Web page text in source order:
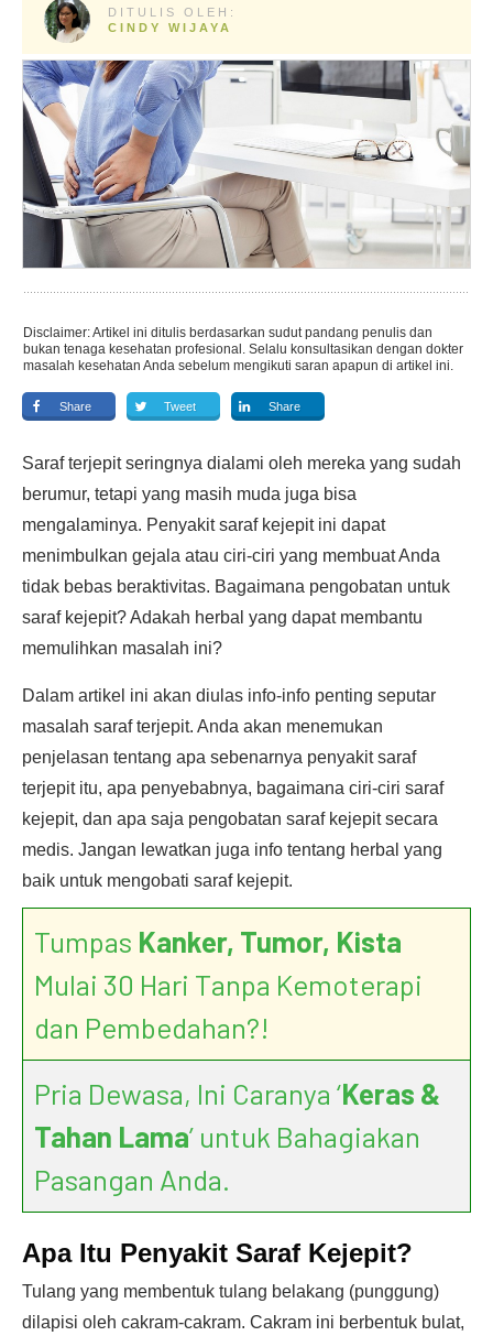
DITULIS OLEH:
CINDY WIJAYA
Disclaimer: Artikel ini ditulis berdasarkan sudut pandang penulis dan
bukan tenaga kesehatan profesional. Selalu konsultasikan dengan dokter
masalah kesehatan Anda sebelum mengikuti saran apapun di artikel ini.
Share Tweet Share
Saraf terjepit seringnya dialami oleh mereka yang sudah
berumur, tetapi yang masih muda juga bisa
mengalaminya. Penyakit saraf kejepit ini dapat
menimbulkan gejala atau ciri-ciri yang membuat Anda
tidak bebas beraktivitas. Bagaimana pengobatan untuk
saraf kejepit? Adakah herbal yang dapat membantu
memulihkan masalah ini?
Dalam artikel ini akan diulas info-info penting seputar
masalah saraf terjepit. Anda akan menemukan
penjelasan tentang apa sebenarnya penyakit saraf
terjepit itu, apa penyebabnya, bagaimana ciri-ciri saraf
kejepit, dan apa saja pengobatan saraf kejepit secara
medis. Jangan lewatkan juga info tentang herbal yang
baik untuk mengobati saraf kejepit.
Tumpas Kanker, Tumor, Kista
Mulai 30 Hari Tanpa Kemoterapi
dan Pembedahan?!
Pria Dewasa, Ini Caranya ‘Keras &
Tahan Lama’ untuk Bahagiakan
Pasangan Anda.
Apa Itu Penyakit Saraf Kejepit?
Tulang yang membentuk tulang belakang (punggung)
dilapisi oleh cakram-cakram. Cakram ini berbentuk bulat,